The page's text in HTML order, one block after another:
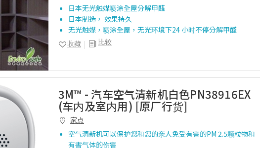
日本无光触媒喷涂全屋分解甲醛
日本制造， 效果持久
无光触媒，喷涂全屋，无光环境下24 小时不停分解甲醛
比较
收藏
3M™ - 汽车空气清新机白色PN38916EX
(车内及室内用) [原厂行货]
家点
空气清新机可以保护您和您的亲人免受有害的PM 2.5颗粒物和
有害气体的伤害